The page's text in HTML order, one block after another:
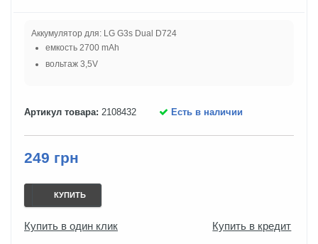
Аккумулятор для: LG G3s Dual D724
емкость 2700 mAh
вольтаж 3,5V
Артикул товара: 2108432 Есть в наличии
249 грн
КУПИТЬ
Купить в один клик Купить в кредит